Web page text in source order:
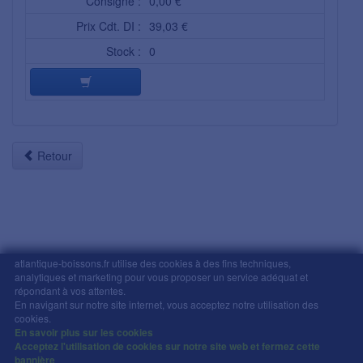
atlantique-boissons.fr utilise des cookies à des fins techniques,
analytiques et marketing pour vous proposer un service adéquat et
répondant à vos attentes.
En navigant sur notre site internet, vous acceptez notre utilisation des
cookies.
En savoir plus sur les cookies
Acceptez l'utilisation de cookies sur notre site web et fermez cette
bannière
Prix Cdt. DI : 39,03 €
Stock : 0
Retour
Mentions légales-
Copyright © Atlantique Boissons Nantes / Devacom 2026
L'abus d'alcool est dangereux pour la santé, à
consommer avec modération.